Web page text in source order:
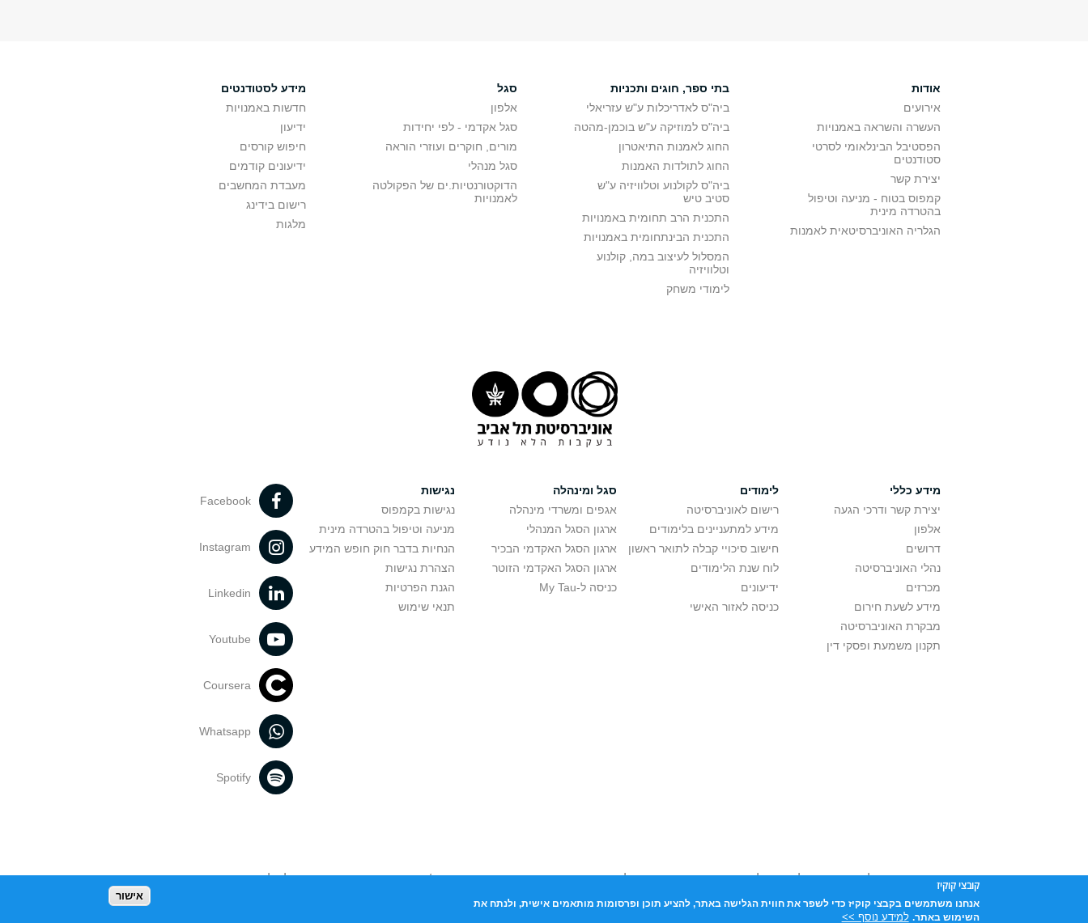
אודות
אירועים
העשרה והשראה באמנויות
הפסטיבל הבינלאומי לסרטי
סטודנטים
יצירת קשר
קמפוס בטוח - מניעה וטיפול
בהטרדה מינית
הגלריה האוניברסיטאית לאמנות
בתי ספר, חוגים ותכניות
ביה"ס לאדריכלות ע"ש עזריאלי
ביה"ס למוזיקה ע"ש בוכמן-מהטה
החוג לאמנות התיאטרון
החוג לתולדות האמנות
ביה"ס לקולנוע וטלוויזיה ע"ש
סטיב טיש
התכנית הרב תחומית באמנויות
התכנית הבינתחומית באמנויות
המסלול לעיצוב במה, קולנוע
וטלוויזיה
לימודי משחק
סגל
אלפון
סגל אקדמי - לפי יחידות
מורים, חוקרים ועוזרי הוראה
סגל מנהלי
הדוקטורנטיות.ים של הפקולטה
לאמנויות
מידע לסטודנטים
חדשות באמנויות
ידיעון
חיפוש קורסים
ידיעונים קודמים
מעבדת המחשבים
רישום בידינג
מלגות
מידע כללי
יצירת קשר ודרכי הגעה
אלפון
דרושים
נהלי האוניברסיטה
מכרזים
מידע לשעת חירום
מבקרת האוניברסיטה
תקנון משמעת ופסקי דין
לימודים
רישום לאוניברסיטה
מידע למתעניינים בלימודים
חישוב סיכויי קבלה לתואר ראשון
לוח שנת הלימודים
ידיעונים
כניסה לאזור האישי
סגל ומינהלה
אגפים ומשרדי מינהלה
ארגון הסגל המנהלי
ארגון הסגל האקדמי הבכיר
ארגון הסגל האקדמי הזוטר
כניסה ל-My Tau
נגישות
נגישות בקמפוס
מניעה וטיפול בהטרדה מינית
הנחיות בדבר חוק חופש המידע
הצהרת נגישות
הגנת הפרטיות
תנאי שימוש
Facebook
Instagram
Linkedin
Youtube
Coursera
Whatsapp
Spotify
אוניברסיטת תל אביב עושה כל מאמץ לכבד זכויות יוצרים. אם בבעלותך זכויות יוצרים בתכנים שנמצאים פה ו/או השימוש שנעשה בתכנים אלה לדעתך מפר זכויות
שנעשה בתכנים אלה לדעתך מפר זכויות
אוניברסיטת תל-אביב, ת.ד. 39040, תל-אביב 6997801
קובצי קוקיז
אנחנו משתמשים בקבצי קוקיז כדי לשפר את חווית הגלישה באתר, להציע תוכן ופרסומות מותאמים אישית, ולנתח את
השימוש באתר. למידע נוסף >>
אישור